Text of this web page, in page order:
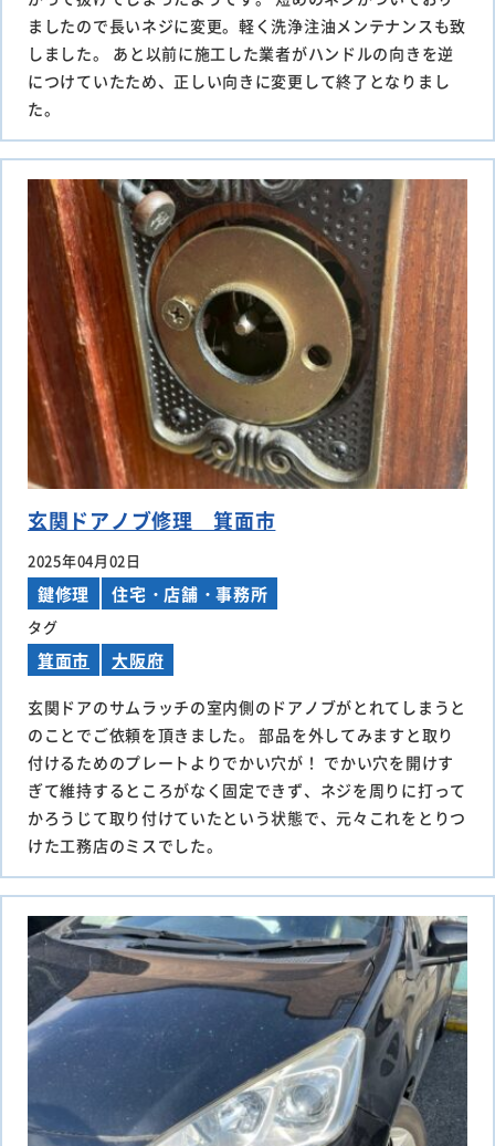
ましたので長いネジに変更。軽く洗浄注油メンテナンスも致
しました。 あと以前に施工した業者がハンドルの向きを逆
につけていたため、正しい向きに変更して終了となりまし
た。
玄関ドアノブ修理 箕面市
2025年04月02日
鍵修理 住宅・店舗・事務所
タグ
箕面市 大阪府
玄関ドアのサムラッチの室内側のドアノブがとれてしまうと
のことでご依頼を頂きました。 部品を外してみますと取り
付けるためのプレートよりでかい穴が！ でかい穴を開けす
ぎて維持するところがなく固定できず、ネジを周りに打って
かろうじて取り付けていたという状態で、元々これをとりつ
けた工務店のミスでした。